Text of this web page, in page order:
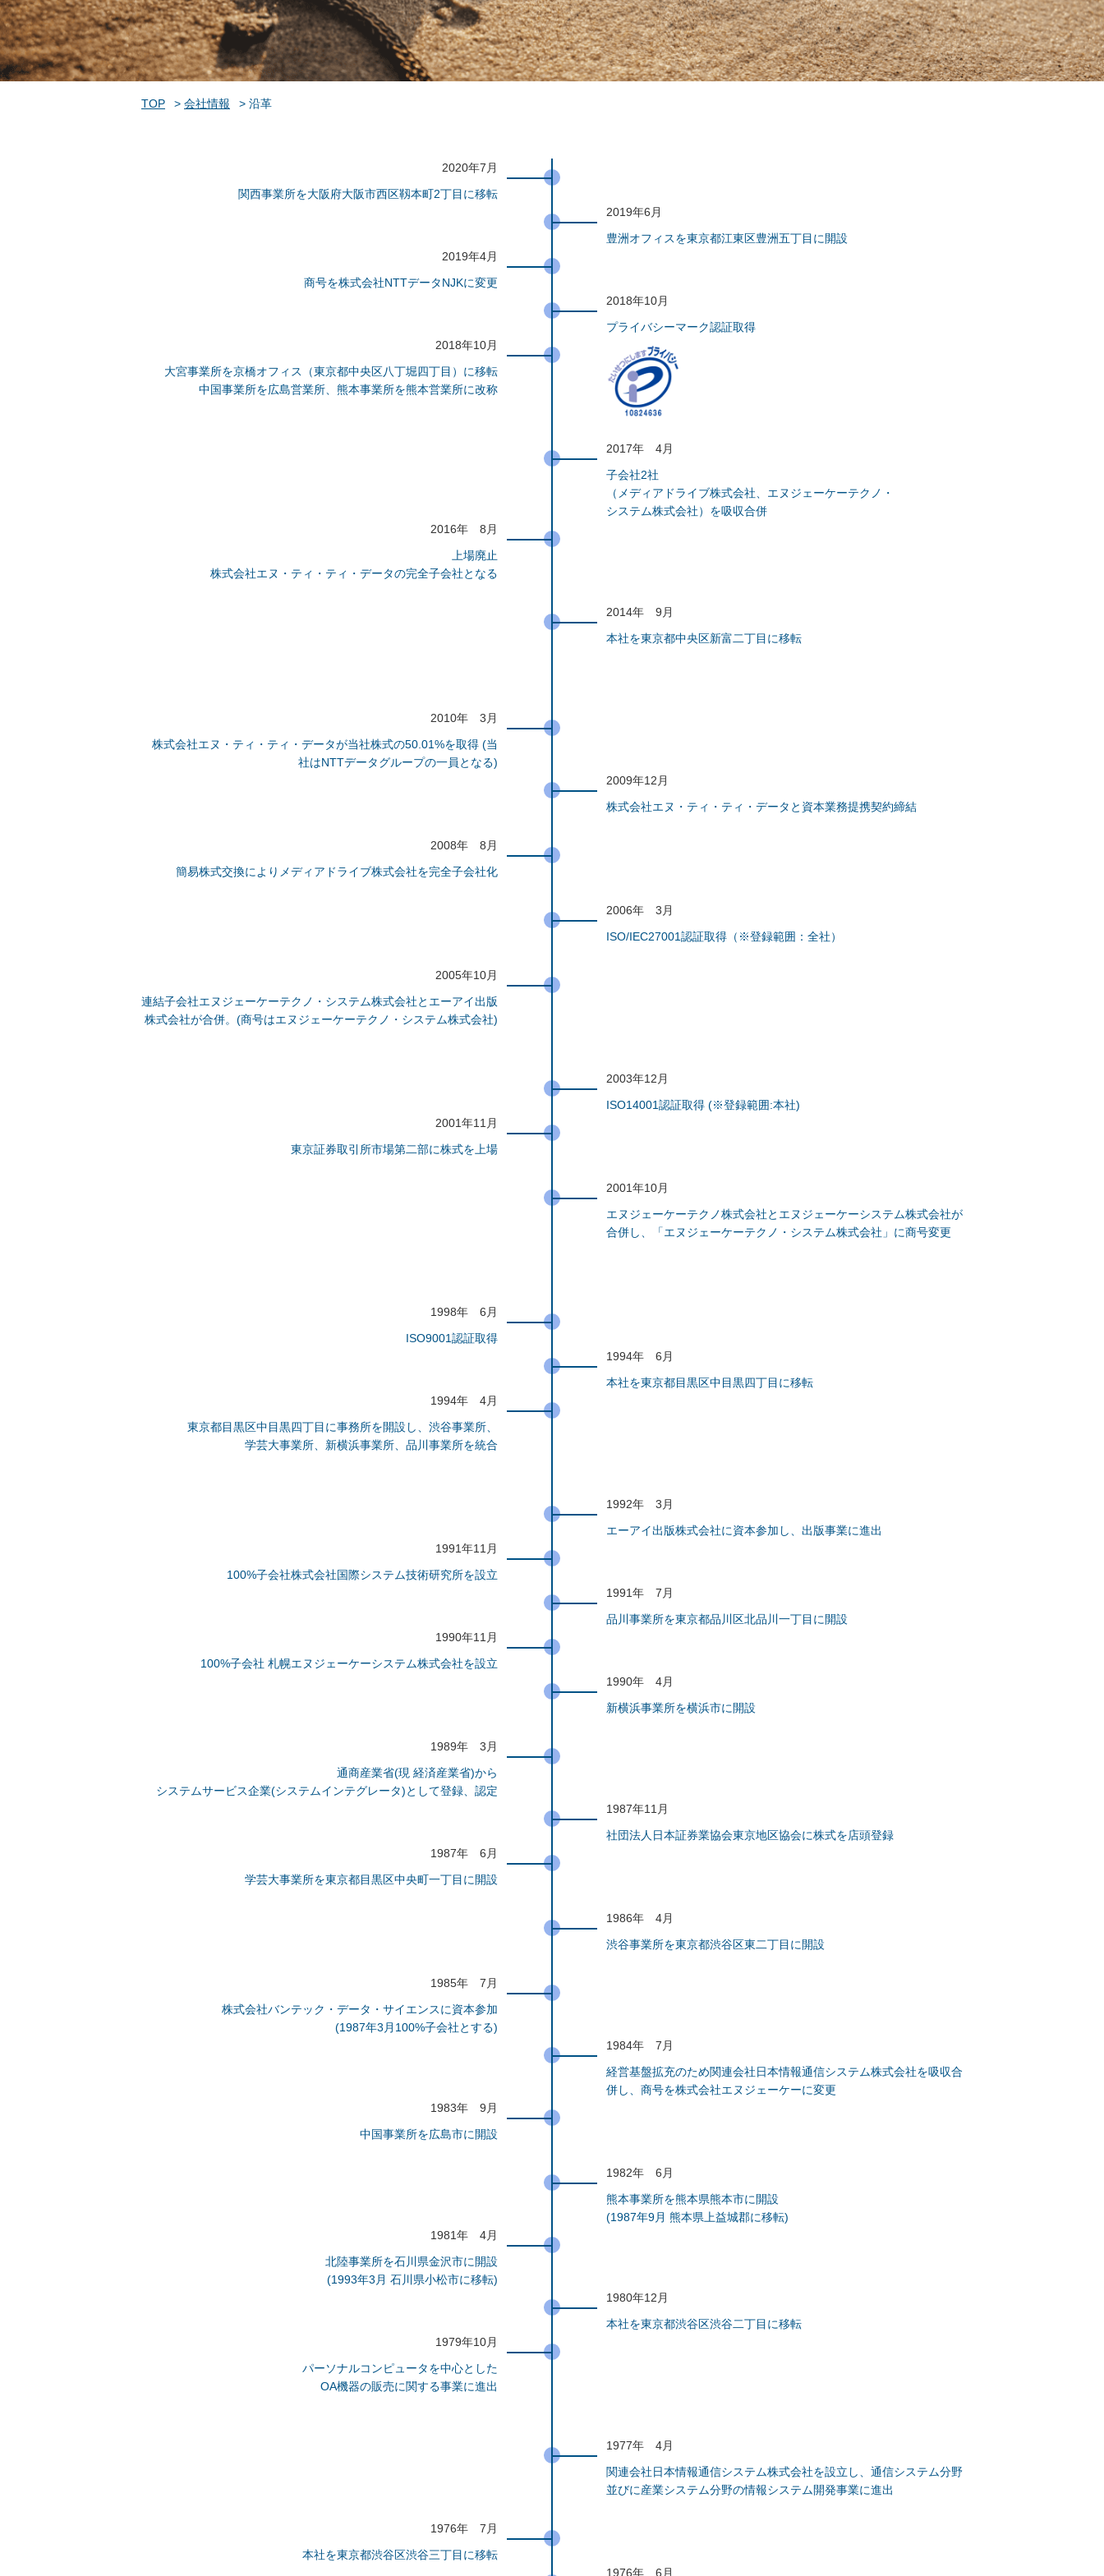
TOP 会社情報 沿革
2020年7月
関西事業所を大阪府大阪市西区靱本町2丁目に移転
2019年6月
豊洲オフィスを東京都江東区豊洲五丁目に開設
2019年4月
商号を株式会社NTTデータNJKに変更
2018年10月
プライバシーマーク認証取得
2018年10月
大宮事業所を京橋オフィス（東京都中央区八丁堀四丁目）に移転
中国事業所を広島営業所、熊本事業所を熊本営業所に改称
2017年 4月
子会社2社
（メディアドライブ株式会社、エヌジェーケーテクノ・
システム株式会社）を吸収合併
2016年 8月
上場廃止
株式会社エヌ・ティ・ティ・データの完全子会社となる
2014年 9月
本社を東京都中央区新富二丁目に移転
2010年 3月
株式会社エヌ・ティ・ティ・データが当社株式の50.01%を取得 (当
社はNTTデータグループの一員となる)
2009年12月
株式会社エヌ・ティ・ティ・データと資本業務提携契約締結
2008年 8月
簡易株式交換によりメディアドライブ株式会社を完全子会社化
2006年 3月
ISO/IEC27001認証取得（※登録範囲：全社）
2005年10月
連結子会社エヌジェーケーテクノ・システム株式会社とエーアイ出版
株式会社が合併。(商号はエヌジェーケーテクノ・システム株式会社)
2003年12月
ISO14001認証取得 (※登録範囲:本社)
2001年11月
東京証券取引所市場第二部に株式を上場
2001年10月
エヌジェーケーテクノ株式会社とエヌジェーケーシステム株式会社が
合併し、「エヌジェーケーテクノ・システム株式会社」に商号変更
1998年 6月
ISO9001認証取得
1994年 6月
本社を東京都目黒区中目黒四丁目に移転
1994年 4月
東京都目黒区中目黒四丁目に事務所を開設し、渋谷事業所、
学芸大事業所、新横浜事業所、品川事業所を統合
1992年 3月
エーアイ出版株式会社に資本参加し、出版事業に進出
1991年11月
100%子会社株式会社国際システム技術研究所を設立
1991年 7月
品川事業所を東京都品川区北品川一丁目に開設
1990年11月
100%子会社 札幌エヌジェーケーシステム株式会社を設立
1990年 4月
新横浜事業所を横浜市に開設
1989年 3月
通商産業省(現 経済産業省)から
システムサービス企業(システムインテグレータ)として登録、認定
1987年11月
社団法人日本証券業協会東京地区協会に株式を店頭登録
1987年 6月
学芸大事業所を東京都目黒区中央町一丁目に開設
1986年 4月
渋谷事業所を東京都渋谷区東二丁目に開設
1985年 7月
株式会社バンテック・データ・サイエンスに資本参加
(1987年3月100%子会社とする)
1984年 7月
経営基盤拡充のため関連会社日本情報通信システム株式会社を吸収合
併し、商号を株式会社エヌジェーケーに変更
1983年 9月
中国事業所を広島市に開設
1982年 6月
熊本事業所を熊本県熊本市に開設
(1987年9月 熊本県上益城郡に移転)
1981年 4月
北陸事業所を石川県金沢市に開設
(1993年3月 石川県小松市に移転)
1980年12月
本社を東京都渋谷区渋谷二丁目に移転
1979年10月
パーソナルコンピュータを中心とした
OA機器の販売に関する事業に進出
1977年 4月
関連会社日本情報通信システム株式会社を設立し、通信システム分野
並びに産業システム分野の情報システム開発事業に進出
1976年 7月
本社を東京都渋谷区渋谷三丁目に移転
1976年 6月